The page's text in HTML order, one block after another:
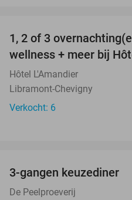
TODAY
1, 2 of 3
wellness + meer bij
Hôtel L'Amandier
Libramont-Chevigny
Verkocht: 6
3-gangen keuzediner
De Peelproeverij